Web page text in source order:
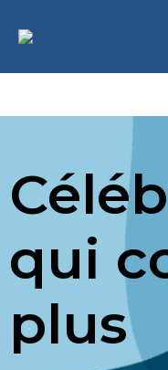
qui
plus